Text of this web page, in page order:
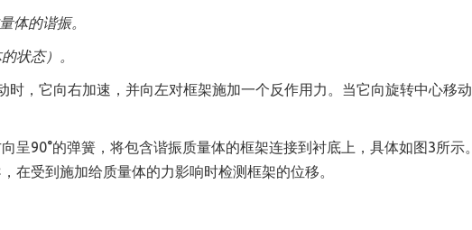
体的谐振。
状态）。
时，它向右加速，并向左对框架施加一个反作用力。当它向旋转中心移动
呈90°的弹簧，将包含谐振质量体的框架连接到衬底上，具体如图3所示。
在受到施加给质量体的力影响时检测框架的位移。